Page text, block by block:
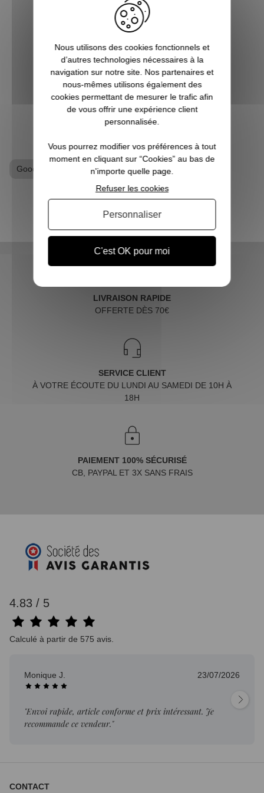
Diffusée depuis 1994 jusqu'en 2004,
Friends compte des milliers de fans dans
le monde entier. Cette série
cesse renouvelé. Posters, chaussettes,
mug Friends, la s...
VOIR L'ARTICLE
Goodies Friends Porte clés
LIVRAISON RAPIDE
OFFERTE DÈS 70€
SERVICE CLIENT
À VOTRE ÉCOUTE DU LUNDI AU SAMEDI DE 10H À
18H
PAIEMENT 100% SÉCURISÉ
CB, PAYPAL ET 3X SANS FRAIS
4.83 / 5
Calculé à partir de 575 avis.
Monique J. 23/07/2026
"Envoi rapide, article conforme et prix intéressant. Je
recommande ce vendeur."
CONTACT
Nous utilisons des cookies fonctionnels et
d’autres technologies nécessaires à la
navigation sur notre site. Nos partenaires et
nous-mêmes utilisons également des
cookies permettant de mesurer le trafic afin
de vous offrir une expérience client
personnalisée.
Vous pourrez modifier vos préférences à tout
moment en cliquant sur “Cookies” au bas de
n'importe quelle page.
C'est OK pour moi
Refuser les cookies
Personnaliser